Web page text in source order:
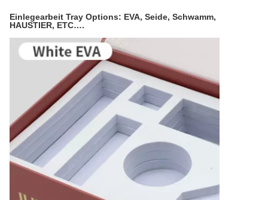
Einlegearbeit Tray Options: EVA, Seide, Schwamm,
HAUSTIER, ETC….